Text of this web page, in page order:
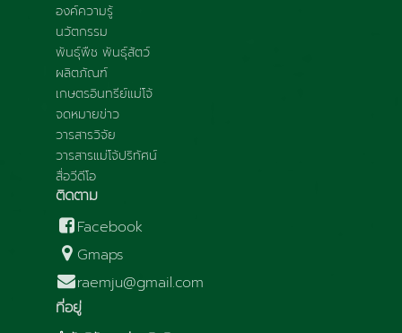
องค์ความรู้
นวัตกรรม
พันธุ์พืช พันธุ์สัตว์
ผลิตภัณฑ์
เกษตรอินทรีย์แม่โจ้
จดหมายข่าว
วารสารวิจัย
วารสารแม่โจ้ปริทัศน์
สื่อวีดีโอ
ติดตาม
Facebook
Gmaps
raemju@gmail.com
ที่อยู่